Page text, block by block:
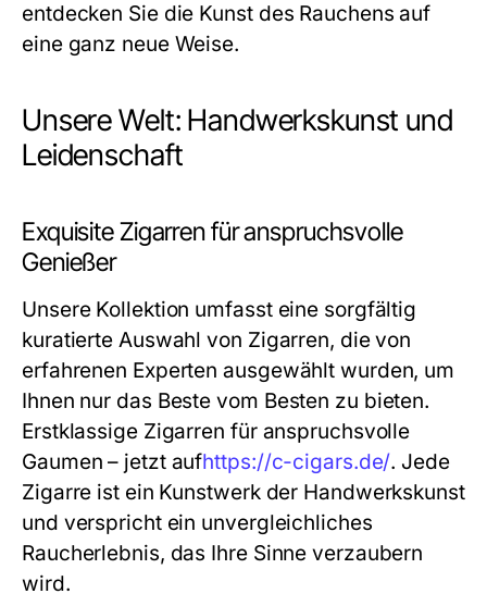
entdecken Sie die Kunst des Rauchens auf
eine ganz neue Weise.
Unsere Welt: Handwerkskunst und
Leidenschaft
Exquisite Zigarren für anspruchsvolle
Genießer
Unsere Kollektion umfasst eine sorgfältig
kuratierte Auswahl von Zigarren, die von
erfahrenen Experten ausgewählt wurden, um
Ihnen nur das Beste vom Besten zu bieten.
Erstklassige Zigarren für anspruchsvolle
Gaumen – jetzt aufhttps://c-cigars.de/. Jede
Zigarre ist ein Kunstwerk der Handwerkskunst
und verspricht ein unvergleichliches
Raucherlebnis, das Ihre Sinne verzaubern
wird.